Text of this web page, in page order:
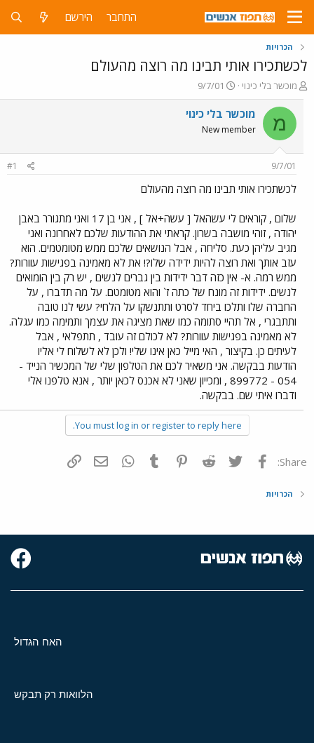
התחבר הירשם
הכרויות
לכשתכירו אותי תבינו מה רוצה מהעולם
פ
ו
ת
ח
ה
ש
א
מוכשר בלי כינוי
פ
ו
ר
ם
ר
9/7/01
מ מוכשר בלי כינוי
New member
9/7/01
#1
לכשתכירו אותי תבינו מה רוצה מהעולם
שלום , קוראים לי עשהאל [ עשה+אל ] , אני בן 17 ואני מתגורר באבן
יהודה , זוהי מושבה בשרון. קראתי את ההודעות שלכם לאחרונה ואני
מגיב עליהן כעת. סליחה , אבל הנושאים שלכם ממש מטומטמים. הוא
עזב אותך ואת רוצה להיות ידידה שלו?! את לא מאמינה בפגישות עוורות?
ממש רמה. א- אין כזה דבר ידידות בין גברים לנשים , יש רק בין הומואים
לנשים. ידידות זה מונח של כתה ז` והוא מטומטם. על מה תדברו , על
החברה שלו ותלכו ביחד לסרט ותתנשקו על הלחי? עשי לנו טובה
ותתבגרי , אל תהיי סתומה כמו שאת מציגה את עצמך ותמימה כמו עגלה.
לא מאמינה בפגישות עוורות? לא לכולם זה עובד , תתפלאי , אבל
לעיתים כן. בקיצור , האי מייל כאן אינו שלי! ולכן לא לשלוח לי אליו
הודעות בבקשה. אני משאיר לכם את הטלפון שלי של המכשיר הנייד -
054 - 899772 , ומכייון שאני לא אכנס לכאן יותר , אנא טלפנו אלי
ודברו איתי שם. בבקשה.
You must log in or register to reply here.
Share: פייסבוק Twitter
Reddit
Pinterest
Tumblr
WhatsAppדואר אלקטרוני
הכרויות
האח הגדול
הלוואות רק תבקש